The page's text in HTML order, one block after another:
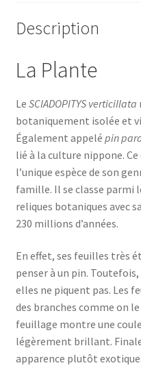
Description
La Plante
Le SCIADOPITYS verticillata
botaniquement isolée et
Également appelé pin
lié à la culture nippone.
l’unique espèce de son
famille. Il se classe parmi
reliques botaniques avec
230 millions d’années.
En effet, ses feuilles très
penser à un pin.
elles ne piquent pas. Les
des branches comme on
feuillage montre une
légèrement brillant.
apparence plutôt exotique.